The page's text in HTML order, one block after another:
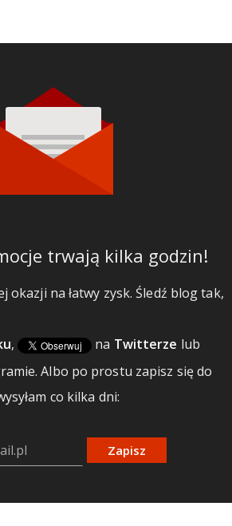
trwają kilka godzin!
okazji na łatwy zysk. Śledź blog tak,
, na Twitterze lub
Albo po prostu zapisz się do
co kilka dni:
Zapisz